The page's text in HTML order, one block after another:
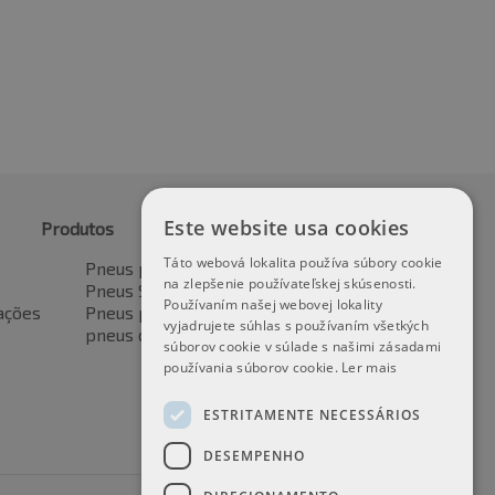
Produtos
Pneus para automóveis
Pneus SUV / 4x4
Pneus para veículos de transporte
pneus de motocicleta
Este website usa cookies
Táto webová lokalita používa súbory cookie
na zlepšenie používateľskej skúsenosti.
Používaním našej webovej lokality
vyjadrujete súhlas s používaním všetkých
súborov cookie v súlade s našimi zásadami
používania súborov cookie. Ler mais
ESTRITAMENTE NECESSÁRIOS
DESEMPENHO